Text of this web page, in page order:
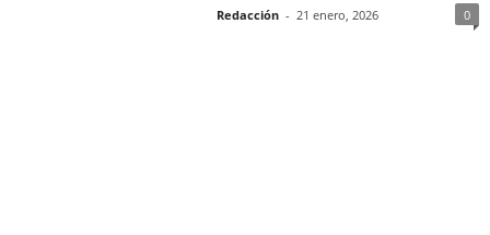
Redacción - 21 enero, 2026 0